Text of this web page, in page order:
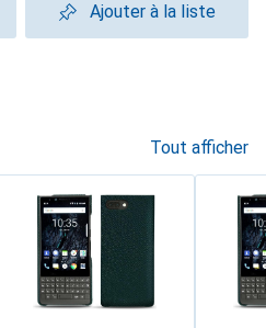
Ajouter à la liste
Tout afficher